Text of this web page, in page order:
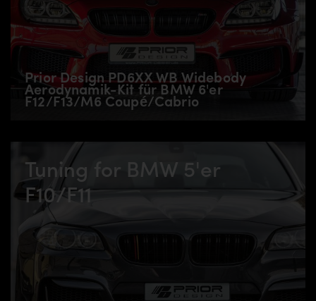
Prior Design PD6XX WB Widebody
Aerodynamik-Kit für BMW 6'er
F12/F13/M6 Coupé/Cabrio
Tuning for BMW 5'er
F10/F11